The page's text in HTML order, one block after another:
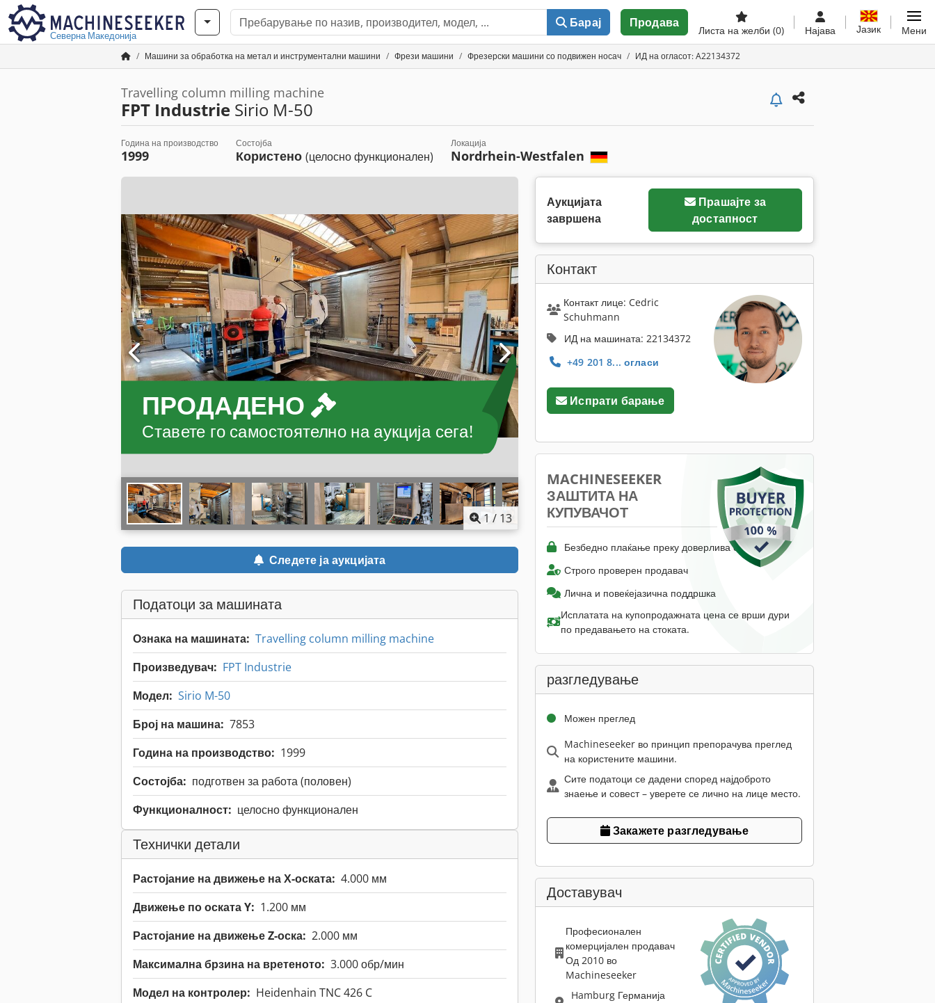
Северна Македонија
Барај Продава
Листа на желби (0) Најава Јазик Мени
Машини за обработка на метал и инструментални машини Фрези машини Фрезерски машини со подвижен носач ИД на огласот: A22134372
Travelling column milling machine
FPT Industrie Sirio M-50
Година на производство
1999
Состојба
Користено (целосно функционален)
Локација
Nordrhein-Westfalen
ПРОДАДЕНО
Ставете го самостоятелно на аукција сега!
1 / 13
Следете ја аукцијата
Податоци за машината
Ознака на машината: Travelling column milling machine
Произведувач: FPT Industrie
Модел: Sirio M-50
Број на машина: 7853
Година на производство: 1999
Состојба: подготвен за работа (половен)
Функционалност: целосно функционален
Технички детали
Растојание на движење на Х-оската: 4.000 мм
Движење по оската Y: 1.200 мм
Растојание на движење Z-оска: 2.000 мм
Максимална брзина на вретеното: 3.000 обр/мин
Модел на контролер: Heidenhain TNC 426 C
Аукцијата
завршена
Прашајте за
достапност
Контакт
Контакт лице: Cedric
Schuhmann
ИД на машината: 22134372
+49 201 8... огласи
Испрати барање
MACHINESEEKER
ЗАШТИТА НА
КУПУВАЧОТ
Безбедно плаќање преку доверлива сметка
Строго проверен продавач
Лична и повеќејазична поддршка
Исплатата на купопродажната цена се врши дури
по предавањето на стоката.
разгледување
Можен преглед
Machineseeker во принцип препорачува преглед
на користените машини.
Сите податоци се дадени според најдоброто
знаење и совест – уверете се лично на лице место.
Закажете разгледување
Доставувач
Професионален
комерцијален продавач
Од 2010 во
Machineseeker
Hamburg Германија